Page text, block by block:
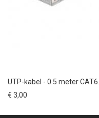
UTP-kabel - 0.5 meter CAT6...
€ 3,00